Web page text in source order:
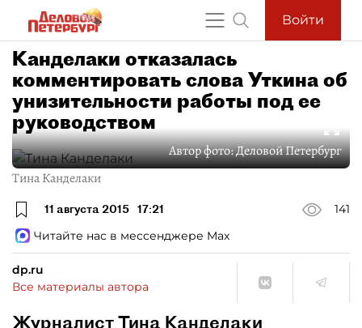
Войти
Канделаки отказалась
комментировать слова Уткина об
унизительности работы под ее
руководством
Автор фото:Деловой Петербург
Тина Канделаки
11 августа 2015 17:21
141
Читайте нас в мессенджере Max
dp.ru
Все материалы автора
Журналист Тина Канделаки